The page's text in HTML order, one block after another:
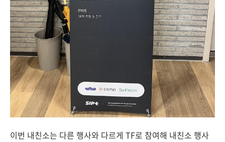
이번 내친소는 다른 행사와 다르게 TF로 참여해 내친소 행사